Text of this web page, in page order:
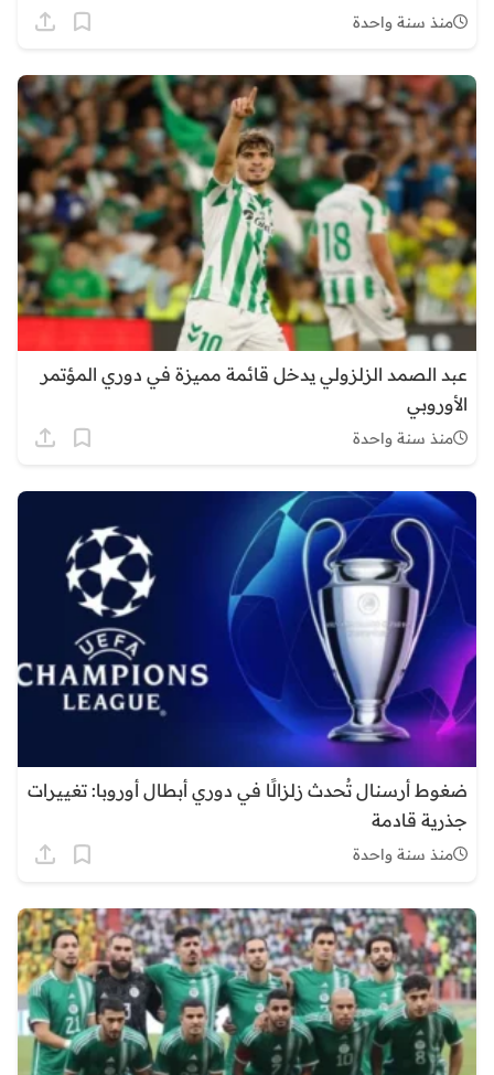
منذ سنة واحدة
عبد الصمد الزلزولي يدخل قائمة مميزة في دوري المؤتمر
الأوروبي
منذ سنة واحدة
ضغوط أرسنال تُحدث زلزالًا في دوري أبطال أوروبا: تغييرات
جذرية قادمة
منذ سنة واحدة